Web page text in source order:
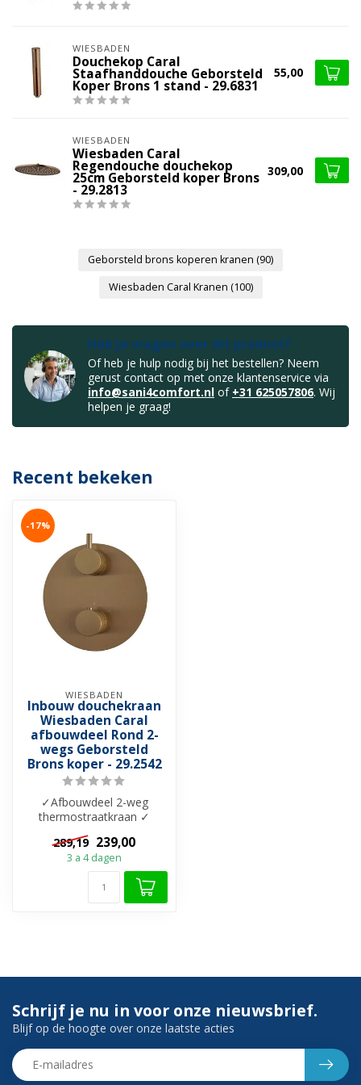
WIESBADEN
Douchekop Caral
Staafhanddouche Geborsteld
Koper Brons 1 stand - 29.6831
55,00
WIESBADEN
Wiesbaden Caral
Regendouche douchekop
25cm Geborsteld koper Brons
- 29.2813
309,00
Geborsteld brons koperen kranen (90)
Wiesbaden Caral Kranen (100)
Heb je vragen over dit product?
Of heb je hulp nodig bij het bestellen? Neem
gerust contact op met onze klantenservice via
info@sani4comfort.nl of +31 625057806. Wij
helpen je graag!
Recent bekeken
-17%
WIESBADEN
Inbouw douchekraan
Wiesbaden Caral
afbouwdeel Rond 2-
wegs Geborsteld
Brons koper - 29.2542
✓Afbouwdeel 2-weg
thermostraatkraan ✓
Beschikbaar in 6 kleuren ✓
Bijhorend inbou...
289,19 239,00
3 a 4 dagen
Schrijf je nu in voor onze nieuwsbrief.
Blijf op de hoogte over onze laatste acties